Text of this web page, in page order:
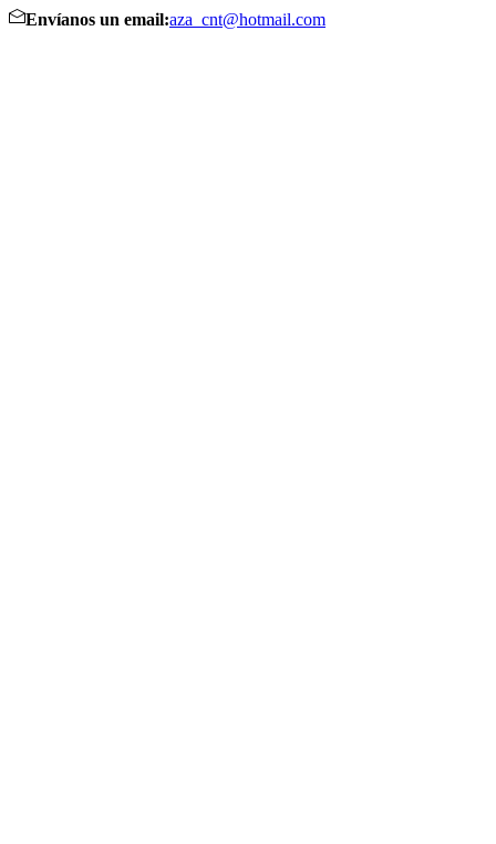
Envíanos un email:aza_cnt@hotmail.com